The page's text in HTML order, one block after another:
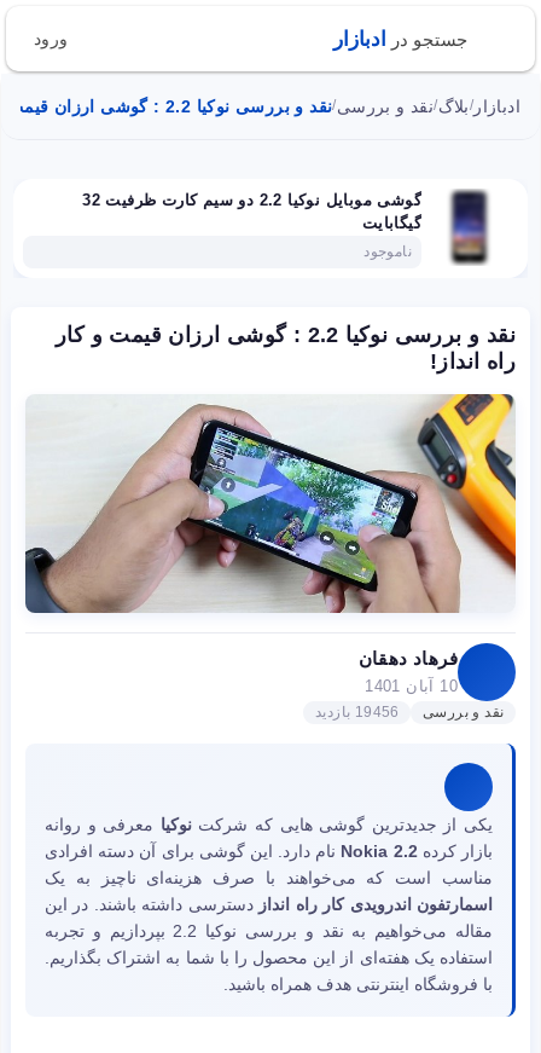
جستجو در ادبازار ورود
ادبازار /بلاگ/نقد و بررسی/نقد و بررسی نوکیا 2.2 : گوشی ارزان قیمت و کار راه انداز!
گوشی موبایل نوکیا 2.2 دو سیم‌ کارت ظرفیت 32
گیگابایت
ناموجود
نقد و بررسی نوکیا 2.2 : گوشی ارزان قیمت و کار
راه انداز!
فرهاد دهقان
10 آبان 1401
نقد و بررسی 19456 بازدید
یکی از جدیدترین گوشی هایی که شرکتنوکیا معرفی و روانه
بازار کردهNokia 2.2 نام دارد. این گوشی برای آن دسته افرادی
مناسب است که می‌خواهند با صرف هزینه‌ای ناچیز به یک
اسمارتفون اندرویدی کار راه انداز دسترسی داشته باشند. در این
مقاله می‌خواهیم به نقد و بررسی نوکیا 2.2 بپردازیم و تجربه
استفاده یک هفته‌ای از این محصول را با شما به اشتراک بگذاریم.
با فروشگاه اینترنتی هدف همراه باشید.